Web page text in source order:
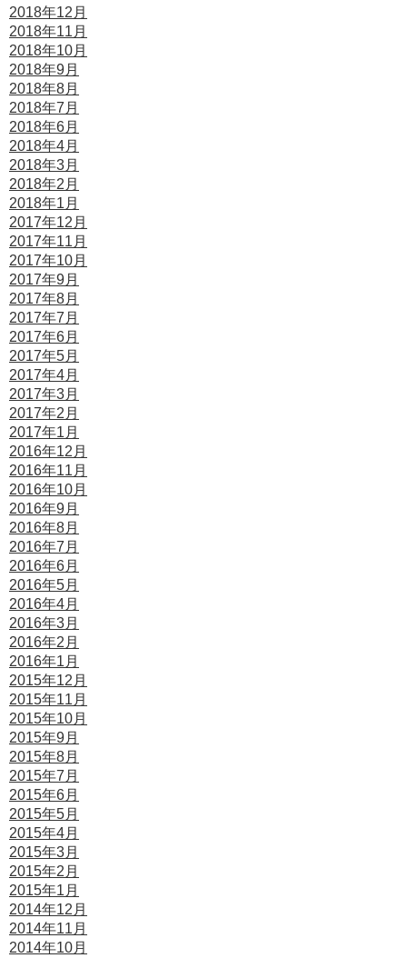
2018年12月
2018年11月
2018年10月
2018年9月
2018年8月
2018年7月
2018年6月
2018年4月
2018年3月
2018年2月
2018年1月
2017年12月
2017年11月
2017年10月
2017年9月
2017年8月
2017年7月
2017年6月
2017年5月
2017年4月
2017年3月
2017年2月
2017年1月
2016年12月
2016年11月
2016年10月
2016年9月
2016年8月
2016年7月
2016年6月
2016年5月
2016年4月
2016年3月
2016年2月
2016年1月
2015年12月
2015年11月
2015年10月
2015年9月
2015年8月
2015年7月
2015年6月
2015年5月
2015年4月
2015年3月
2015年2月
2015年1月
2014年12月
2014年11月
2014年10月